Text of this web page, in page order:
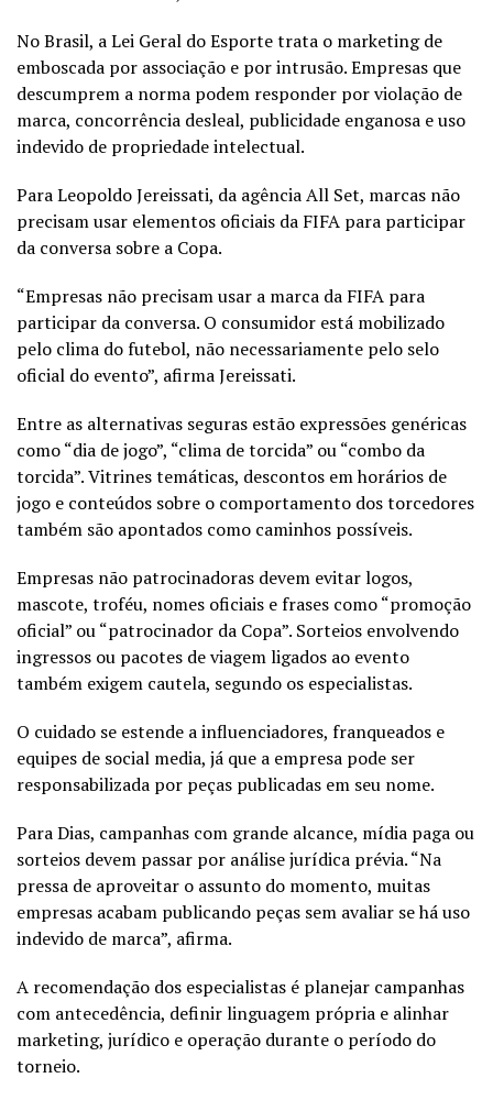
No Brasil, a Lei Geral do Esporte trata o marketing de
emboscada por associação e por intrusão. Empresas que
descumprem a norma podem responder por violação de
marca, concorrência desleal, publicidade enganosa e uso
indevido de propriedade intelectual.
Para Leopoldo Jereissati, da agência All Set, marcas não
precisam usar elementos oficiais da FIFA para participar
da conversa sobre a Copa.
“Empresas não precisam usar a marca da FIFA para
participar da conversa. O consumidor está mobilizado
pelo clima do futebol, não necessariamente pelo selo
oficial do evento”, afirma Jereissati.
Entre as alternativas seguras estão expressões genéricas
como “dia de jogo”, “clima de torcida” ou “combo da
torcida”. Vitrines temáticas, descontos em horários de
jogo e conteúdos sobre o comportamento dos torcedores
também são apontados como caminhos possíveis.
Empresas não patrocinadoras devem evitar logos,
mascote, troféu, nomes oficiais e frases como “promoção
oficial” ou “patrocinador da Copa”. Sorteios envolvendo
ingressos ou pacotes de viagem ligados ao evento
também exigem cautela, segundo os especialistas.
O cuidado se estende a influenciadores, franqueados e
equipes de social media, já que a empresa pode ser
responsabilizada por peças publicadas em seu nome.
Para Dias, campanhas com grande alcance, mídia paga ou
sorteios devem passar por análise jurídica prévia. “Na
pressa de aproveitar o assunto do momento, muitas
empresas acabam publicando peças sem avaliar se há uso
indevido de marca”, afirma.
A recomendação dos especialistas é planejar campanhas
com antecedência, definir linguagem própria e alinhar
marketing, jurídico e operação durante o período do
torneio.